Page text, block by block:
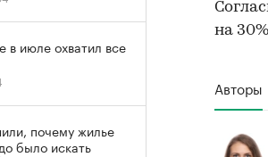
на
Авторы
в июле охватил все
почему жилье
было искать